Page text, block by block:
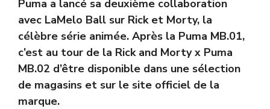
Puma a lancé sa deuxième collaboration
avec LaMelo Ball sur Rick et Morty, la
célèbre série animée. Après la Puma MB.01,
c’est au tour de la Rick and Morty x Puma
MB.02 d’être disponible dans une sélection
de magasins et sur le site officiel de la
marque.